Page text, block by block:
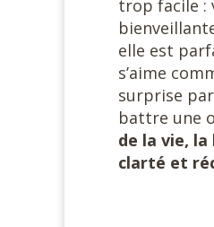
trop facile :
elle est
s’aime
surprise
battre une
de la vie,
clarté et